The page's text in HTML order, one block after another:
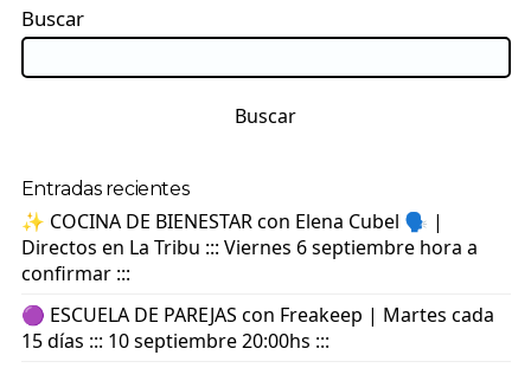
Buscar
Buscar
Entradas recientes
✨ COCINA DE BIENESTAR con Elena Cubel 🗣️ |
Directos en La Tribu ::: Viernes 6 septiembre hora a
confirmar :::
🟣 ESCUELA DE PAREJAS con Freakeep | Martes cada
15 días ::: 10 septiembre 20:00hs :::